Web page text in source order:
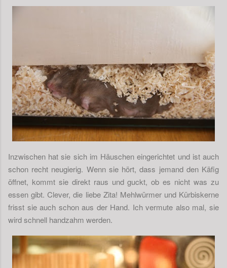
Inzwischen hat sie sich im Häuschen eingerichtet und ist auch
schon recht neugierig. Wenn sie hört, dass jemand den Käfig
öffnet, kommt sie direkt raus und guckt, ob es nicht was zu
essen gibt. Clever, die liebe Zita! Mehlwürmer und Kürbiskerne
frisst sie auch schon aus der Hand. Ich vermute also mal, sie
wird schnell handzahm werden.